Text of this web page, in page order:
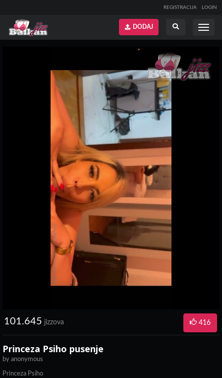
REGISTRACIJA LOGIN
Prikaži
DODAJ
101.645 jizzova 416
Princeza Psiho pusenje
by anonymous
Princeza Psiho